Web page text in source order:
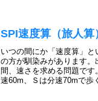
SPI速度算（旅人
いつの間にか「速度算」と
の方が馴染みがあります
間、速さを求める問題で
速60m、Ｓは分速70mで歩